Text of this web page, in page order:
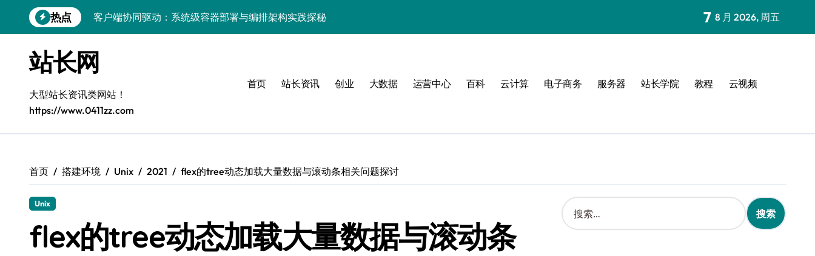
到
热点
客户端协同驱动：系统级容器部署与编排架构实践探秘
容器技术领航，编排策略赋能：打造服务器高效运维新生态
容器部署与编排优化：赋能高效运维
容器部署与编排：重塑服务器管理新范式
破局之道：大模型平台安全运营实战
VR创业新路径：模式创新与平台化双轮驱动
科技赋能：系统容器优化与高效编排驱动服务器性能跃升
7 8 月 2026, 周五
站长网
大型站长资讯类网站！
https://www.0411zz.com
首页 站长资讯 创业 大数据 运营中心 百科 云计算 电子商务 服务器 站长学院 教程 云视频
首页 搭建环境 Unix 2021 flex的tree动态加载大量数据与滚动条相关问题探讨
Unix
flex的tree动态加载大量数据与滚动条
搜
索
：